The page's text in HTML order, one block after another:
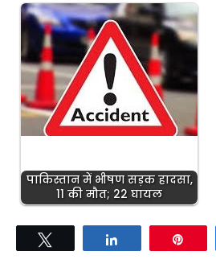
पाकिस्तान में भीषण सड़क हादसा,
11 की मौत; 22 घायल